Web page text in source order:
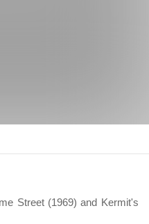
Street (1969) and Kermit's